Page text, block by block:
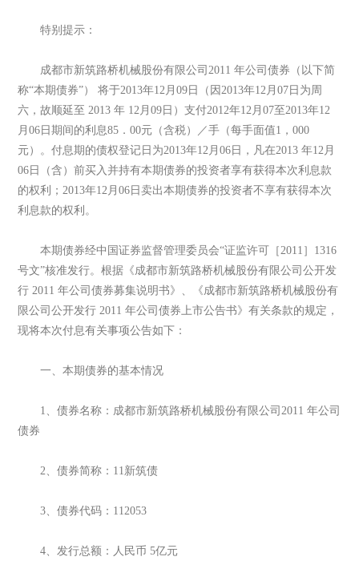
特别提示：
成都市新筑路桥机械股份有限公司2011 年公司债券（以下简
称“本期债券”） 将于2013年12月09日（因2013年12月07日为周
六，故顺延至 2013 年 12月09日）支付2012年12月07至2013年12
月06日期间的利息85．00元（含税）／手（每手面值1，000
元）。付息期的债权登记日为2013年12月06日，凡在2013 年12月
06日（含）前买入并持有本期债券的投资者享有获得本次利息款
的权利；2013年12月06日卖出本期债券的投资者不享有获得本次
利息款的权利。
本期债券经中国证券监督管理委员会“证监许可［2011］1316
号文”核准发行。根据《成都市新筑路桥机械股份有限公司公开发
行 2011 年公司债券募集说明书》、《成都市新筑路桥机械股份有
限公司公开发行 2011 年公司债券上市公告书》有关条款的规定，
现将本次付息有关事项公告如下：
一、本期债券的基本情况
1、债券名称：成都市新筑路桥机械股份有限公司2011 年公司
债券
2、债券简称：11新筑债
3、债券代码：112053
4、发行总额：人民币 5亿元